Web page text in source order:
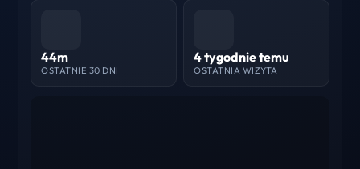
44m
OSTATNIE 30 DNI
4 tygodnie temu
OSTATNIA WIZYTA